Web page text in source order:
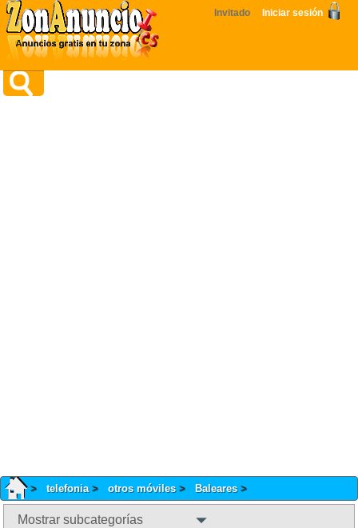
Invitado Iniciar sesión
telefonia otros móviles Baleares
Mostrar subcategorías